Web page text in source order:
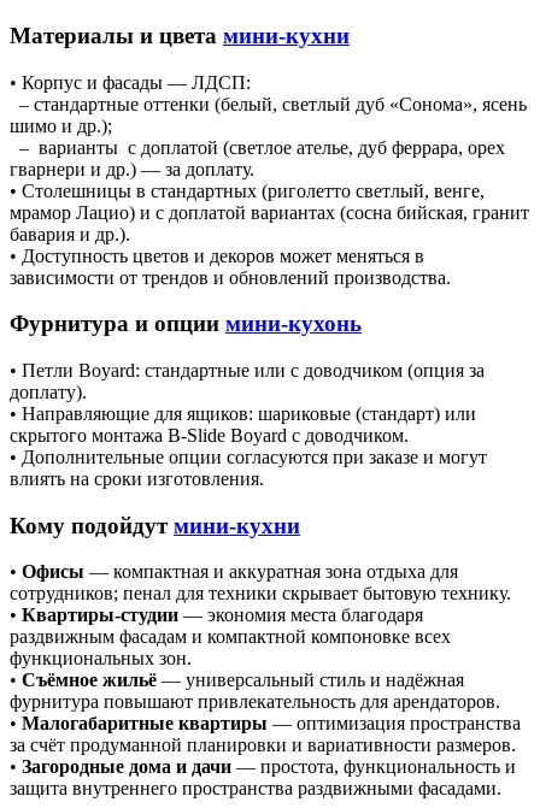
Материалы и цвета мини-кухни
• Корпус и фасады — ЛДСП:
– стандартные оттенки (белый, светлый дуб «Сонома», ясень
шимо и др.);
– варианты с доплатой (светлое ателье, дуб феррара, орех
гварнери и др.) — за доплату.
• Столешницы в стандартных (риголетто светлый, венге,
мрамор Лацио) и с доплатой вариантах (сосна бийская, гранит
бавария и др.).
• Доступность цветов и декоров может меняться в
зависимости от трендов и обновлений производства.
Фурнитура и опции мини-кухонь
• Петли Boyard: стандартные или с доводчиком (опция за
доплату).
• Направляющие для ящиков: шариковые (стандарт) или
скрытого монтажа B‑Slide Boyard с доводчиком.
• Дополнительные опции согласуются при заказе и могут
влиять на сроки изготовления.
Кому подойдутмини-кухни
• Офисы — компактная и аккуратная зона отдыха для
сотрудников; пенал для техники скрывает бытовую технику.
• Квартиры‑студии — экономия места благодаря
раздвижным фасадам и компактной компоновке всех
функциональных зон.
• Съёмное жильё — универсальный стиль и надёжная
фурнитура повышают привлекательность для арендаторов.
• Малогабаритные квартиры — оптимизация пространства
за счёт продуманной планировки и вариативности размеров.
• Загородные дома и дачи — простота, функциональность и
защита внутреннего пространства раздвижными фасадами.